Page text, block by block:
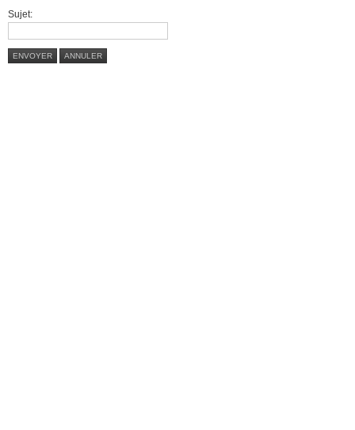
Sujet:
ENVOYER ANNULER